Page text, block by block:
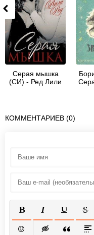
Серая мышка
(СИ) - Ред Лили
КОММЕНТАРИЕВ (0)
ПОЛУЖИРНЫЙ
КУРСИВ